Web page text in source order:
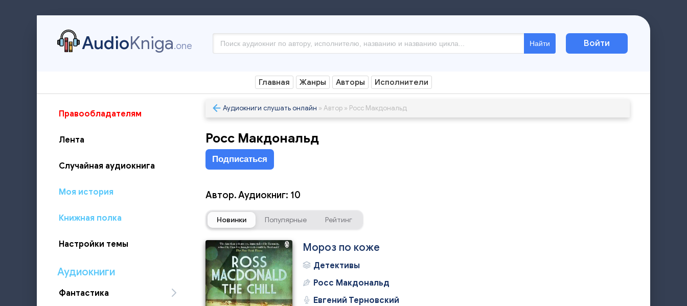
AudioKniga.one Найти Войти
Главная Жанры Авторы Исполнители
Правообладателям
Лента
Случайная аудиокнига
Моя история
Книжная полка
Настройки темы
Аудиокниги
Фантастика
Аудиокниги слушать онлайн » Автор » Росс Макдональд
Росс Макдональд
Подписаться
Автор. Аудиокниг: 10
Новинки Популярные Рейтинг
Мороз по коже
Детективы
Росс Макдональд
Евгений Терновский